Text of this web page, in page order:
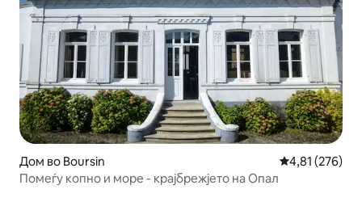
Дом во Boursin Просечна
4,81 (276)
Помеѓу копно и море - крајбрежјето на Опал